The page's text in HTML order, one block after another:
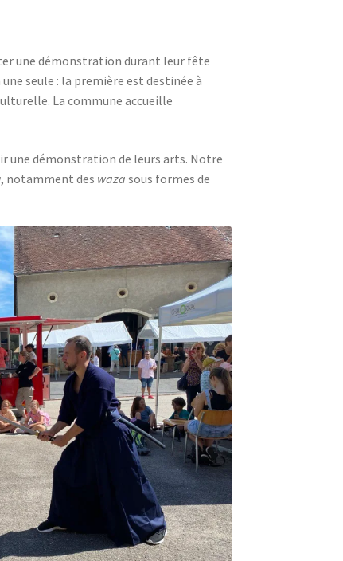
une démonstration durant leur fête
seule : la première est destinée à
La commune accueille
une démonstration de leurs arts. Notre
, notamment des waza sous formes de